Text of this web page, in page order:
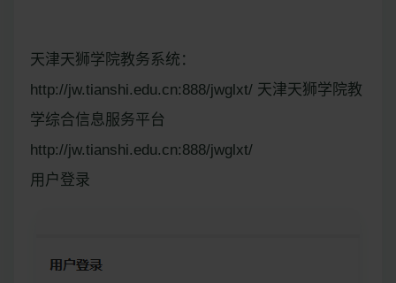
天津天狮学院教务系统：
http://jw.tianshi.edu.cn:888/jwglxt/ 天津天狮学院教
学综合信息服务平台
http://jw.tianshi.edu.cn:888/jwglxt/
用户登录